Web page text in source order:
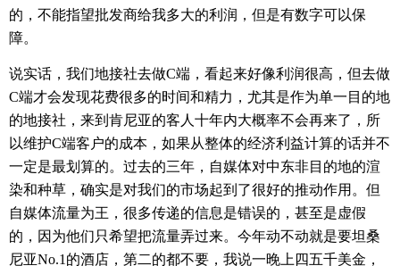
的，不能指望批发商给我多大的利润，但是有数字可以保
障。
说实话，我们地接社去做C端，看起来好像利润很高，但去做
C端才会发现花费很多的时间和精力，尤其是作为单一目的地
的地接社，来到肯尼亚的客人十年内大概率不会再来了，所
以维护C端客户的成本，如果从整体的经济利益计算的话并不
一定是最划算的。过去的三年，自媒体对中东非目的地的渲
染和种草，确实是对我们的市场起到了很好的推动作用。但
自媒体流量为王，很多传递的信息是错误的，甚至是虚假
的，因为他们只希望把流量弄过来。今年动不动就是要坦桑
尼亚No.1 的酒店，第二的都不要，我说一晚上四五千美金，